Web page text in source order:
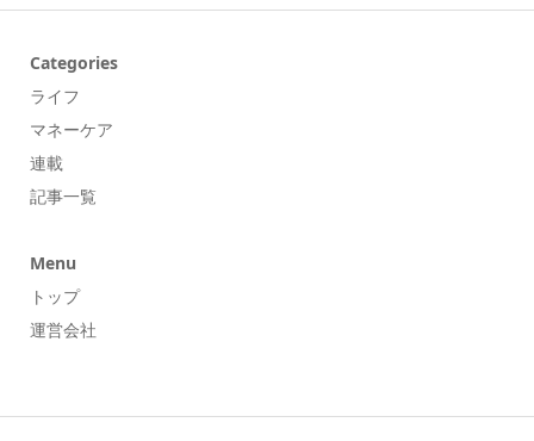
Categories
ライフ
マネーケア
連載
記事一覧
Menu
トップ
運営会社